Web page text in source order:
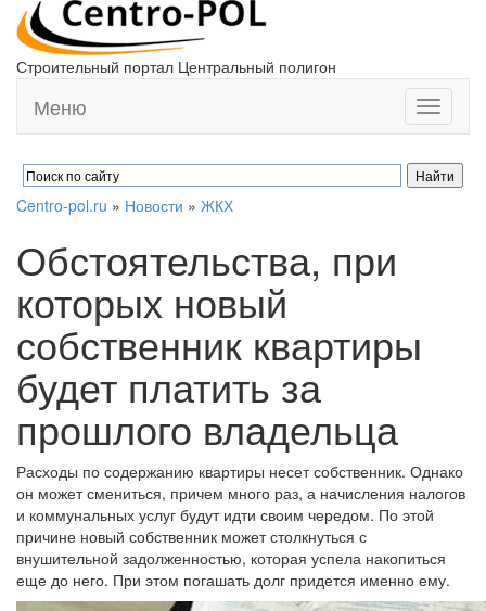
Строительный портал Центральный полигон
Toggle
Меню
Centro-pol.ru » Новости » ЖКХ
Обстоятельства, при
которых новый
собственник квартиры
будет платить за
прошлого владельца
Расходы по содержанию квартиры несет собственник. Однако
он может смениться, причем много раз, а начисления налогов
и коммунальных услуг будут идти своим чередом. По этой
причине новый собственник может столкнуться с
внушительной задолженностью, которая успела накопиться
еще до него. При этом погашать долг придется именно ему.